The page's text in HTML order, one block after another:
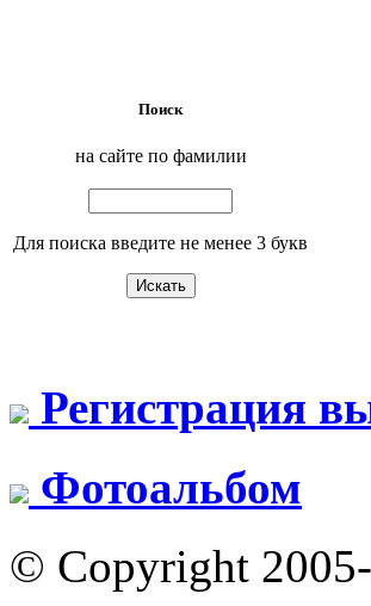
Поиск
на сайте по фамилии
Для поиска введите не менее 3 букв
Регистрация
Фотоальбом
© Copyright